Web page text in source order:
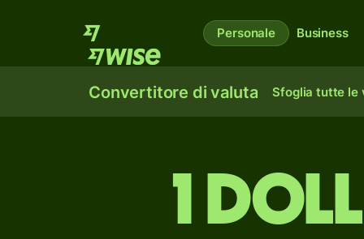
Personale Business
Convertitore di valuta Sfoglia tutte le
1